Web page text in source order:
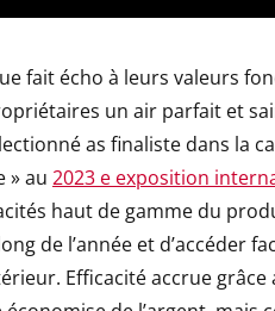
fait écho à leurs valeurs
un air parfait et
as finaliste dans la
» au 2023 e exposition
haut de gamme du
de l’année et d’accéder
Efficacité accrue grâce